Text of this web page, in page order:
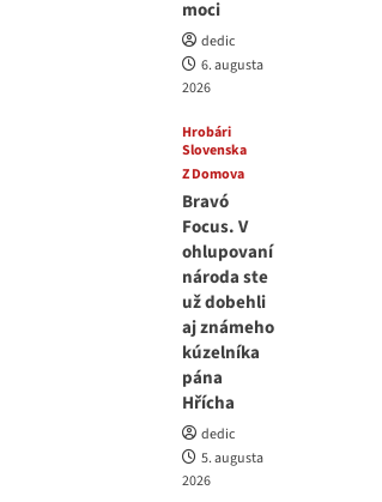
moci
dedic
6. augusta
2026
Hrobári
Slovenska
Z Domova
Bravó
Focus. V
ohlupovaní
národa ste
už dobehli
aj známeho
kúzelníka
pána
Hřícha
dedic
5. augusta
2026